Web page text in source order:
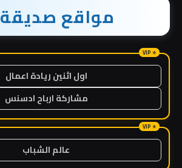
مواقع صديقة
اول اثنين ريادة اعمال
مشاركة ارباح ادسنس
عالم الشباب